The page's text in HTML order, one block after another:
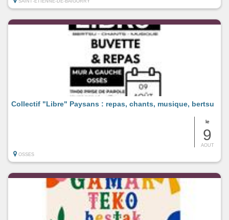
le
9
AOUT
Collectif "Libre" Paysans : repas, chants, musique, bertsu
OSSES